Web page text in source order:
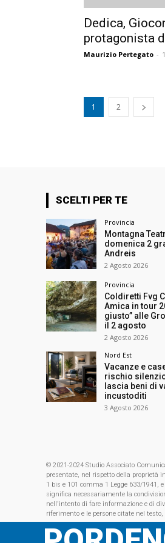
Dedica,
protagonista
Maurizio Pertegato -
1 2
SCELTI PER TE
Provincia
Montagna
domenica 2
Andreis
2 Agosto 2026
Provincia
Coldiretti Fvg
Amica in tour
giusto” alle
il 2 agosto
2 Agosto 2026
Nord Est
Vacanze e
rischio
lascia beni di
incustoditi
3 Agosto 2026
© 2021-2024 Studio Associato
presentate, nel rispetto della proprietà
1 bis e 101 comma 1 Legge 633/1941,
significa necessariamente la
nell'intento di fare informazione e di
riferimento e le persone citate nel